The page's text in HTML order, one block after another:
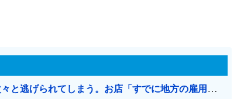
日本のお店、時給1500円でもミャンマー人に次々と逃げられてしまう。お店「すでに地方の雇用は崩壊」